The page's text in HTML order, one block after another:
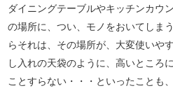
ダイニングテーブルやキッチンカウ
の場所に、つい、モノをおいてしま
らそれは、その場所が、大変使いや
し入れの天袋のように、高いところ
ことすらない・・・といったことも